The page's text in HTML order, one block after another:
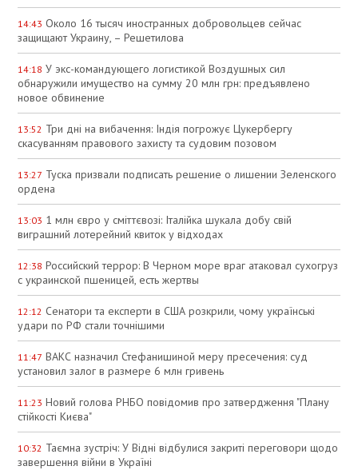
14:43 Около 16 тысяч иностранных добровольцев сейчас
защищают Украину, – Решетилова
14:18 У экс-командующего логистикой Воздушных сил
обнаружили имущество на сумму 20 млн грн: предъявлено
новое обвинение
13:52 Три дні на вибачення: Індія погрожує Цукербергу
скасуванням правового захисту та судовим позовом
13:27 Туска призвали подписать решение о лишении Зеленского
ордена
13:03 1 млн євро у сміттєвозі: Італійка шукала добу свій
виграшний лотерейний квиток у відходах
12:38 Российский террор: В Черном море враг атаковал сухогруз
с украинской пшеницей, есть жертвы
12:12 Сенатори та експерти в США розкрили, чому українські
удари по РФ стали точнішими
11:47 ВАКС назначил Стефанишиной меру пресечения: суд
установил залог в размере 6 млн гривень
11:23 Новий голова РНБО повідомив про затвердження "Плану
стійкості Києва"
10:32 Таємна зустріч: У Відні відбулися закриті переговори щодо
завершення війни в Україні